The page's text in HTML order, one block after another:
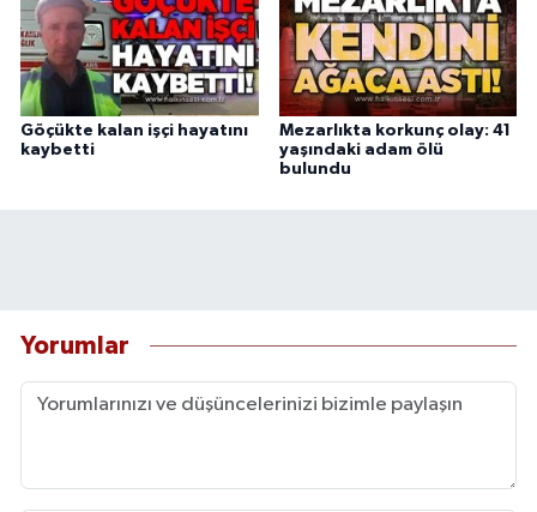
Göçükte kalan işçi hayatını
kaybetti
Mezarlıkta korkunç olay: 41
yaşındaki adam ölü
bulundu
Yorumlar